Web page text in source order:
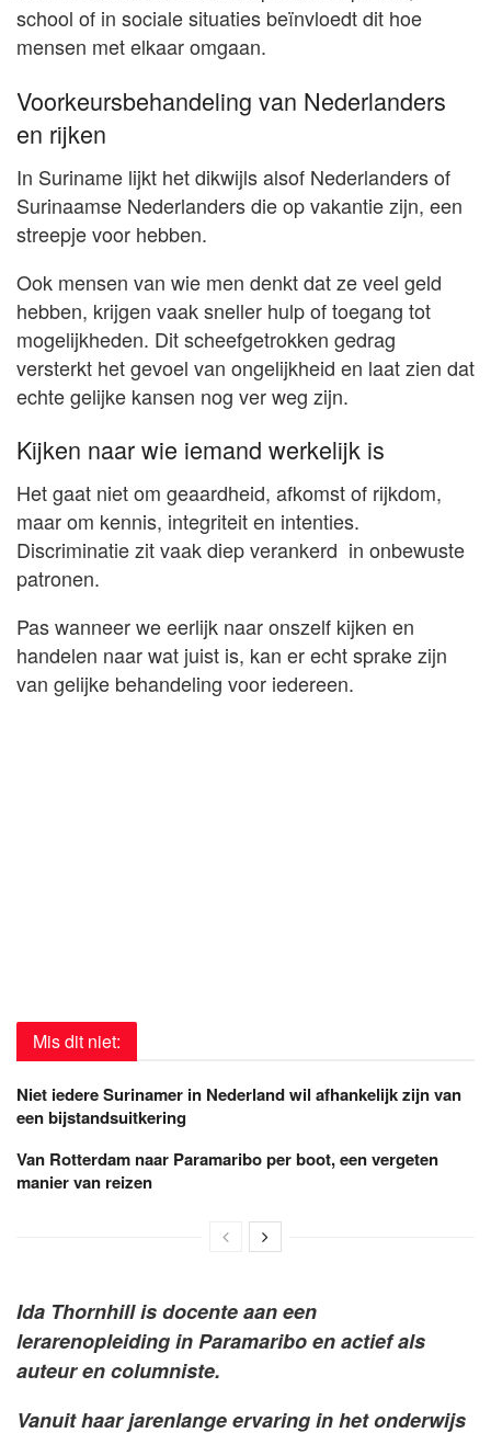
school of in sociale situaties beïnvloedt dit hoe
mensen met elkaar omgaan.
Voorkeursbehandeling van Nederlanders
en rijken
In Suriname lijkt het dikwijls alsof Nederlanders of
Surinaamse Nederlanders die op vakantie zijn, een
streepje voor hebben.
Ook mensen van wie men denkt dat ze veel geld
hebben, krijgen vaak sneller hulp of toegang tot
mogelijkheden. Dit scheefgetrokken gedrag
versterkt het gevoel van ongelijkheid en laat zien dat
echte gelijke kansen nog ver weg zijn.
Kijken naar wie iemand werkelijk is
Het gaat niet om geaardheid, afkomst of rijkdom,
maar om kennis, integriteit en intenties.
Discriminatie zit vaak diep verankerd in onbewuste
patronen.
Pas wanneer we eerlijk naar onszelf kijken en
handelen naar wat juist is, kan er echt sprake zijn
van gelijke behandeling voor iedereen.
Mis dit niet:
Niet iedere Surinamer in Nederland wil afhankelijk zijn van
een bijstandsuitkering
Van Rotterdam naar Paramaribo per boot, een vergeten
manier van reizen
Ida Thornhill is docente aan een
lerarenopleiding in Paramaribo en actief als
auteur en columniste.
Vanuit haar jarenlange ervaring in het onderwijs